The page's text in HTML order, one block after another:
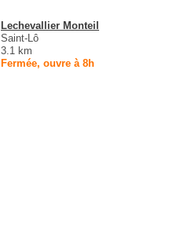
Lechevallier Monteil
Saint-Lô
3.1 km
Fermée, ouvre à 8h